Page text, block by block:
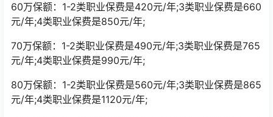
60万保额：1-2类职业保费是420元/年;3类职业保费是660
元/年;4类职业保费是850元/年;
70万保额：1-2类职业保费是490元/年;3类职业保费是765
元/年;4类职业保费是990元/年;
80万保额：1-2类职业保费是560元/年;3类职业保费是865
元/年;4类职业保费是1120元/年;